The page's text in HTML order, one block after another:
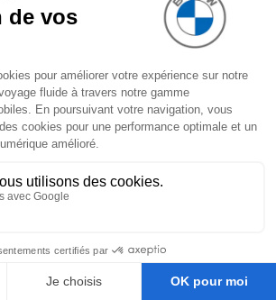
pour réservoir avec pompe
BMW
BMW
BMW
BMW
BMW
vibrations BMW